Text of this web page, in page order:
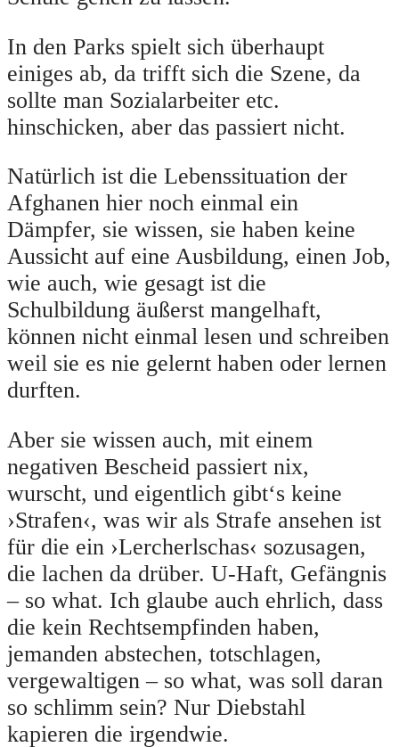
In den Parks spielt sich überhaupt
einiges ab, da trifft sich die Szene, da
sollte man Sozialarbeiter etc.
hinschicken, aber das passiert nicht.
Natürlich ist die Lebenssituation der
Afghanen hier noch einmal ein
Dämpfer, sie wissen, sie haben keine
Aussicht auf eine Ausbildung, einen Job,
wie auch, wie gesagt ist die
Schulbildung äußerst mangelhaft,
können nicht einmal lesen und schreiben
weil sie es nie gelernt haben oder lernen
durften.
Aber sie wissen auch, mit einem
negativen Bescheid passiert nix,
wurscht, und eigentlich gibt‘s keine
›Strafen‹, was wir als Strafe ansehen ist
für die ein ›Lercherlschas‹ sozusagen,
die lachen da drüber. U-Haft, Gefängnis
– so what. Ich glaube auch ehrlich, dass
die kein Rechtsempfinden haben,
jemanden abstechen, totschlagen,
vergewaltigen – so what, was soll daran
so schlimm sein? Nur Diebstahl
kapieren die irgendwie.